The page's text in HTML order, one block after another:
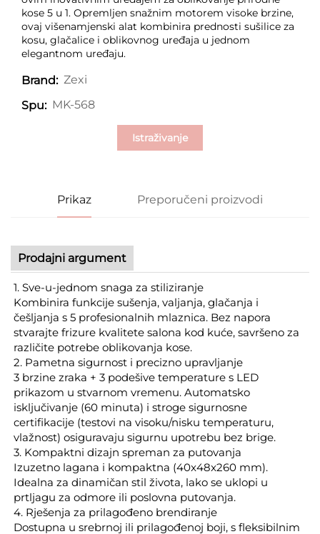
kose 5 u 1. Opremljen snažnim motorem visoke brzine,
ovaj višenamjenski alat kombinira prednosti sušilice za
kosu, glačalice i oblikovnog uređaja u jednom
elegantnom uređaju.
Brand: Zexi
Spu: MK-568
Istraživanje
Prikaz Preporučeni proizvodi
Prodajni argument
1. Sve-u-jednom snaga za stiliziranje
Kombinira funkcije sušenja, valjanja, glačanja i
češljanja s 5 profesionalnih mlaznica. Bez napora
stvarajte frizure kvalitete salona kod kuće, savršeno za
različite potrebe oblikovanja kose.
2. Pametna sigurnost i precizno upravljanje
3 brzine zraka + 3 podešive temperature s LED
prikazom u stvarnom vremenu. Automatsko
isključivanje (60 minuta) i stroge sigurnosne
certifikacije (testovi na visoku/nisku temperaturu,
vlažnost) osiguravaju sigurnu upotrebu bez brige.
3. Kompaktni dizajn spreman za putovanja
Izuzetno lagana i kompaktna (40x48x260 mm).
Idealna za dinamičan stil života, lako se uklopi u
prtljagu za odmore ili poslovna putovanja.
4. Rješenja za prilagođeno brendiranje
Dostupna u srebrnoj ili prilagođenoj boji, s fleksibilnim